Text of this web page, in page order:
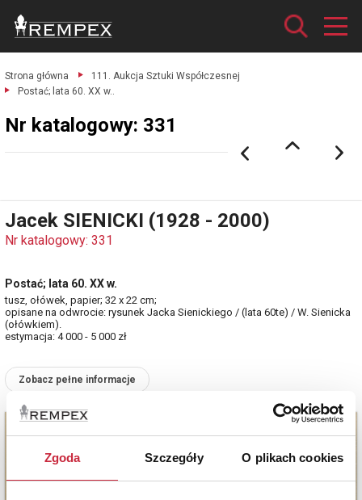
Zgoda Szczegóły O plikach cookies
Strona główna
111. Aukcja Sztuki Współczesnej
Postać; lata 60. XX w..
Nr katalogowy: 331
Jacek SIENICKI (1928 - 2000)
Nr katalogowy: 331
Postać; lata 60. XX w.
tusz, ołówek, papier; 32 x 22 cm;
opisane na odwrocie: rysunek Jacka Sienickiego / (lata 60te) / W. Sienicka
(ołówkiem).
estymacja: 4 000 - 5 000 zł
Zobacz pełne informacje